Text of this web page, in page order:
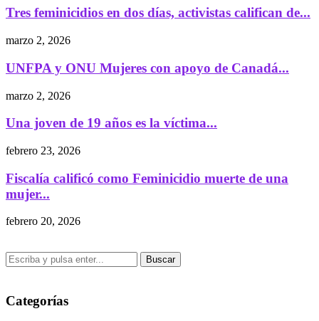
Tres feminicidios en dos días, activistas califican de...
marzo 2, 2026
UNFPA y ONU Mujeres con apoyo de Canadá...
marzo 2, 2026
Una joven de 19 años es la víctima...
febrero 23, 2026
Fiscalía calificó como Feminicidio muerte de una
mujer...
febrero 20, 2026
Buscar
Categorías